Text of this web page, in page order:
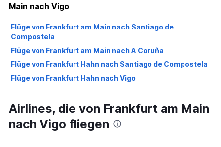
Main nach Vigo
Flüge von Frankfurt am Main nach Santiago de
Compostela
Flüge von Frankfurt am Main nach A Coruña
Flüge von Frankfurt Hahn nach Santiago de Compostela
Flüge von Frankfurt Hahn nach Vigo
Airlines, die von Frankfurt am Main
nach Vigo fliegen